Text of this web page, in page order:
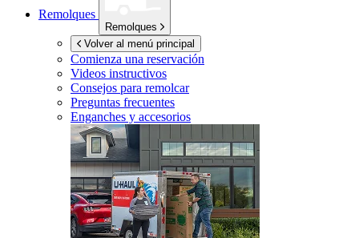
Remolques
Remolques
Volver al menú principal
Comienza una reservación
Videos instructivos
Consejos para remolcar
Preguntas frecuentes
Enganches y accesorios